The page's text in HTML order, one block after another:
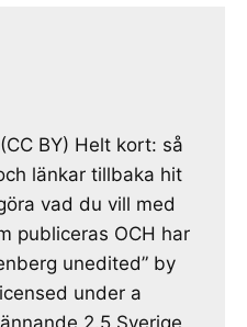
BY) Helt kort: så
länkar tillbaka hit
vad du vill med
publiceras OCH har
unedited” by
under a
2.5 Sverige